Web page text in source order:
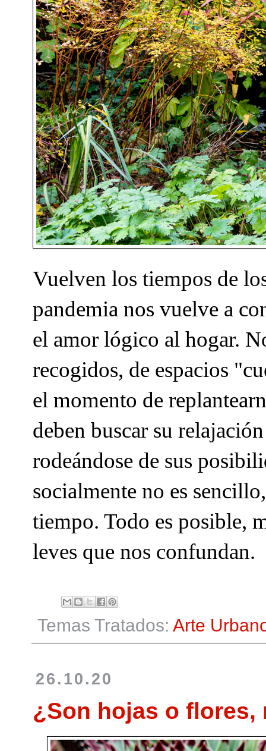
Vuelven los tiempos de
pandemia nos vuelve a
el amor lógico al hogar.
recogidos, de espacios
el momento de
deben buscar su
rodeándose de sus
socialmente no es
tiempo. Todo es posible,
leves que nos confundan.
Temas Tratados: Arte
26.10.20
¿Son hojas o